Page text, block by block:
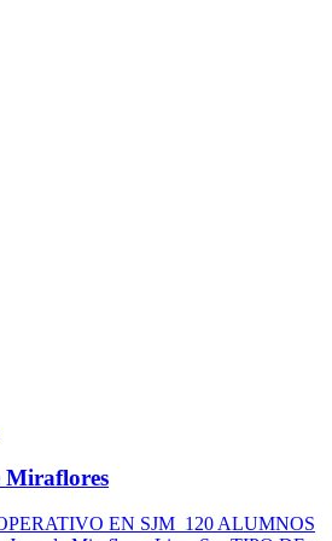
Miraflores
EN SJM 120 ALUMNOS